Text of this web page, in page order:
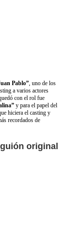
Pablo”, uno de los
a varios actores
con el rol fue
y para el papel del
hiciera el casting y
recordados de
original